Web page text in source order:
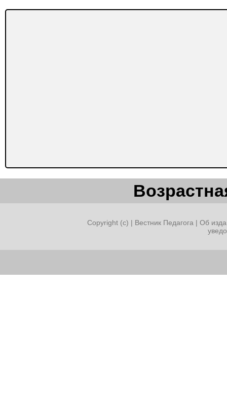
Copyright (c) | Вестник Педагога | Об